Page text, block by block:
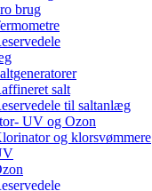
brug
salt
til saltanlæg
UV og Ozon
og klorsvømmere